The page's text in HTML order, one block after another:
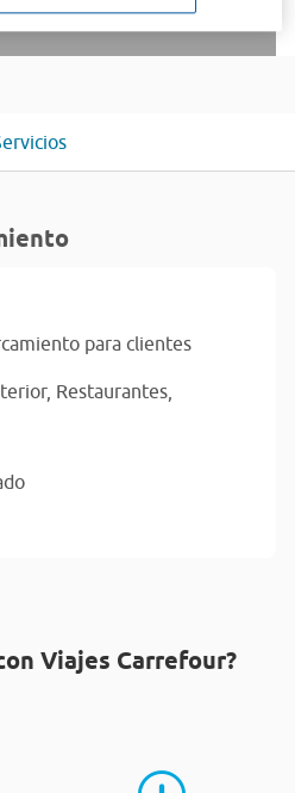
para clientes
Restaurantes,
Viajes Carrefour?